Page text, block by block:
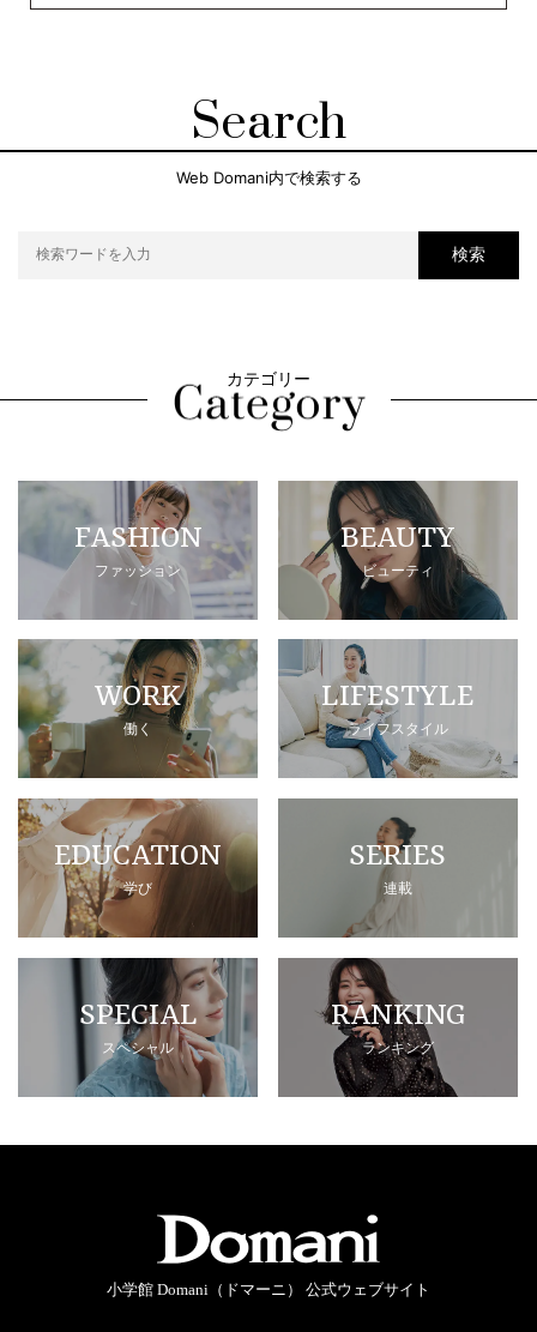
Search
Web Domani内で検索する
検索
カテゴリー
FASHION
ファッション
BEAUTY
ビューティ
WORK
働く
LIFESTYLE
ライフスタイル
EDUCATION
学び
SERIES
連載
SPECIAL
スペシャル
RANKING
ランキング
小学館 Domani（ドマーニ） 公式ウェブサイト